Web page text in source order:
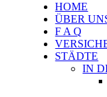
HOME
ÜBER
F A Q
STÄDTE
IN